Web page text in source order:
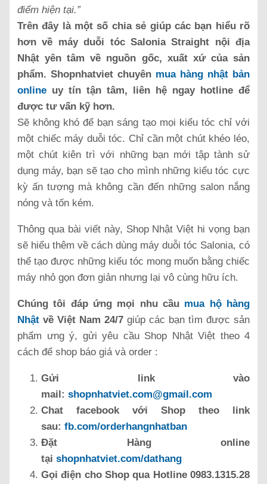
điểm hiện tại.”
Trên đây là một số chia sẻ giúp các bạn hiểu rõ
hơn về máy duỗi tóc Salonia Straight nội địa
Nhật yên tâm về nguồn gốc, xuất xứ của sản
phẩm. Shopnhatviet chuyên mua hàng nhật bản
online uy tín tận tâm, liên hệ ngay hotline để
được tư vấn kỹ hơn.
Sẽ không khó để bạn sáng tạo mọi kiểu tóc chỉ với
một chiếc máy duỗi tóc. Chỉ cần một chút khéo léo,
một chút kiên trì với những bạn mới tập tành sử
dụng máy, bạn sẽ tạo cho mình những kiểu tóc cực
kỳ ấn tượng mà không cần đến những salon nắng
nóng và tốn kém.
Thông qua bài viết này, Shop Nhật Việt hi vọng bạn
sẽ hiểu thêm về cách dùng máy duỗi tóc Salonia, có
thể tạo được những kiểu tóc mong muốn bằng chiếc
máy nhỏ gọn đơn giản nhưng lại vô cùng hữu ích.
Chúng tôi đáp ứng mọi nhu cầu mua hộ hàng
Nhật về Việt Nam 24/7 giúp các bạn tìm được sản
phẩm ưng ý, gửi yêu cầu Shop Nhật Việt theo 4
cách để shop báo giá và order :
Gửi link vào
mail: shopnhatviet.com@gmail.com
Chat facebook với Shop theo link
sau: fb.com/orderhangnhatban
Đặt Hàng online
tại shopnhatviet.com/dathang
Gọi điện cho Shop qua Hotline 0983.1315.28